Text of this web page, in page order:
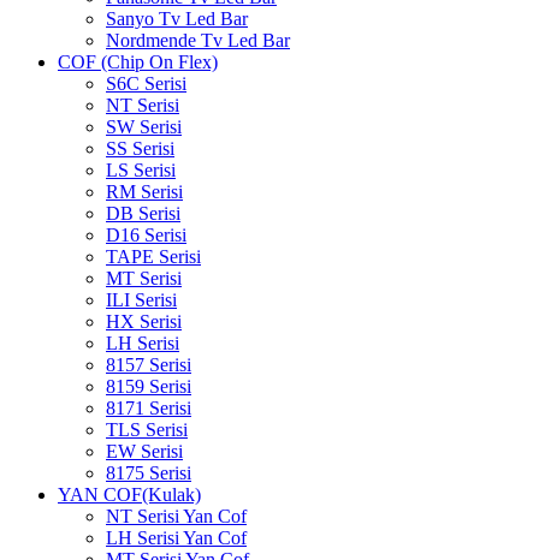
Sanyo Tv Led Bar
Nordmende Tv Led Bar
COF (Chip On Flex)
S6C Serisi
NT Serisi
SW Serisi
SS Serisi
LS Serisi
RM Serisi
DB Serisi
D16 Serisi
TAPE Serisi
MT Serisi
ILI Serisi
HX Serisi
LH Serisi
8157 Serisi
8159 Serisi
8171 Serisi
TLS Serisi
EW Serisi
8175 Serisi
YAN COF(Kulak)
NT Serisi Yan Cof
LH Serisi Yan Cof